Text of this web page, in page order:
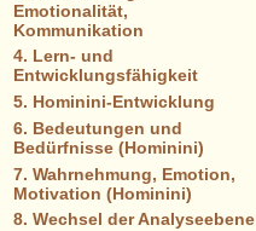
Emotionalität,
Kommunikation
4. Lern- und
Entwicklungsfähigkeit
5. Hominini-Entwicklung
6. Bedeutungen und
Bedürfnisse (Hominini)
7. Wahrnehmung, Emotion,
Motivation (Hominini)
8. Wechsel der Analyseebene